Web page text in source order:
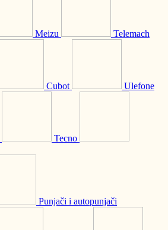
Meizu Telemach
Cubot Ulefone
Tecno
Punjači i autopunjači